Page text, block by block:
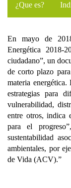
¿Que es?
En mayo de
Energética 2018-
ciudadano”, un
de corto plazo
materia energética.
estrategias para
vulnerabilidad,
entre otros, indica
para el
sustentabilidad
ambientales, por
de Vida (ACV).”